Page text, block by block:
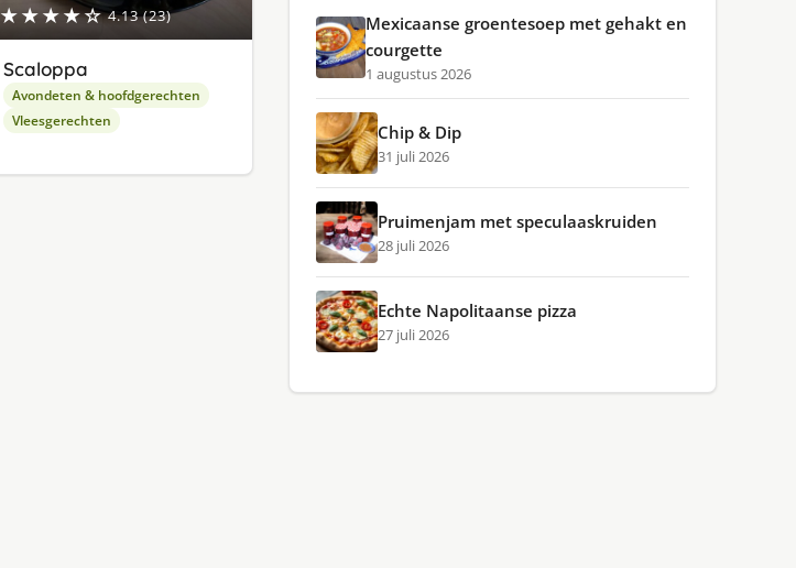
★★★★☆ 4.13 (23)
Scaloppa
Avondeten & hoofdgerechten
Vleesgerechten
Mexicaanse groentesoep met gehakt en
courgette
1 augustus 2026
Chip & Dip
31 juli 2026
Pruimenjam met speculaaskruiden
28 juli 2026
Echte Napolitaanse pizza
27 juli 2026